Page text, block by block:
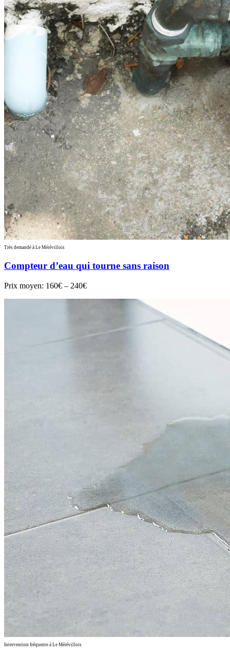
Très demandé à Le Mérévillois
Compteur d’eau qui tourne sans raison
Prix moyen: 160€ – 240€
Intervention fréquente à Le Mérévillois